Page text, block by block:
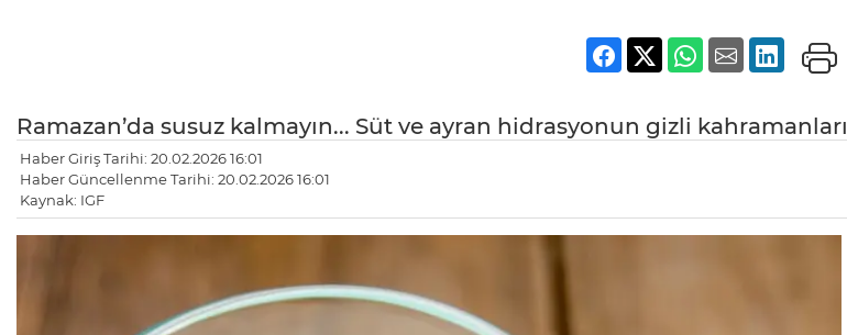
Ramazan’da susuz kalmayın... Süt ve ayran hidrasyonun gizli kahramanları
Haber Giriş Tarihi: 20.02.2026 16:01
Haber Güncellenme Tarihi: 20.02.2026 16:01
Kaynak: IGF